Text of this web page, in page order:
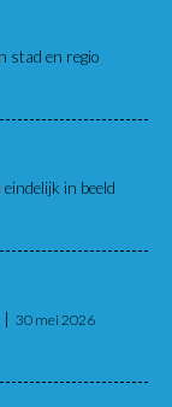
stad en regio
in beeld
30 mei 2026